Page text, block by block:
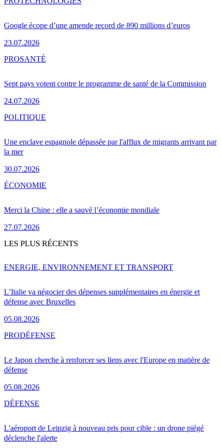
Google écope d’une amende record de 890 millions d’euros
23.07.2026
Sept pays votent contre le programme de santé de la Commission
24.07.2026
PROSANTÉ
Une enclave espagnole dépassée par l'afflux de migrants arrivant par
la mer
30.07.2026
POLITIQUE
Merci la Chine : elle a sauvé l’économie mondiale
27.07.2026
ÉCONOMIE
LES PLUS RÉCENTS
L’Italie va négocier des dépenses supplémentaires en énergie et
défense avec Bruxelles
05.08.2026
ENERGIE, ENVIRONNEMENT ET TRANSPORT
Le Japon cherche à renforcer ses liens avec l'Europe en matière de
défense
05.08.2026
PRODÉFENSE
L'aéroport de Leipzig à nouveau pris pour cible : un drone piégé
déclenche l'alerte
DÉFENSE